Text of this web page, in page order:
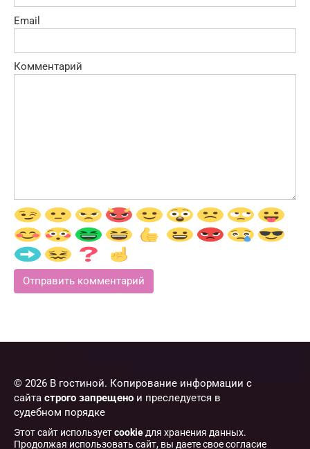
Email
Комментарий
© 2026 В гостиной. Копирование информации с
сайта строго запрещено и преследуется в
судебном порядке
Этот сайт используетcookie для хранения данных.
Продолжая использовать сайт, вы даете свое согласие